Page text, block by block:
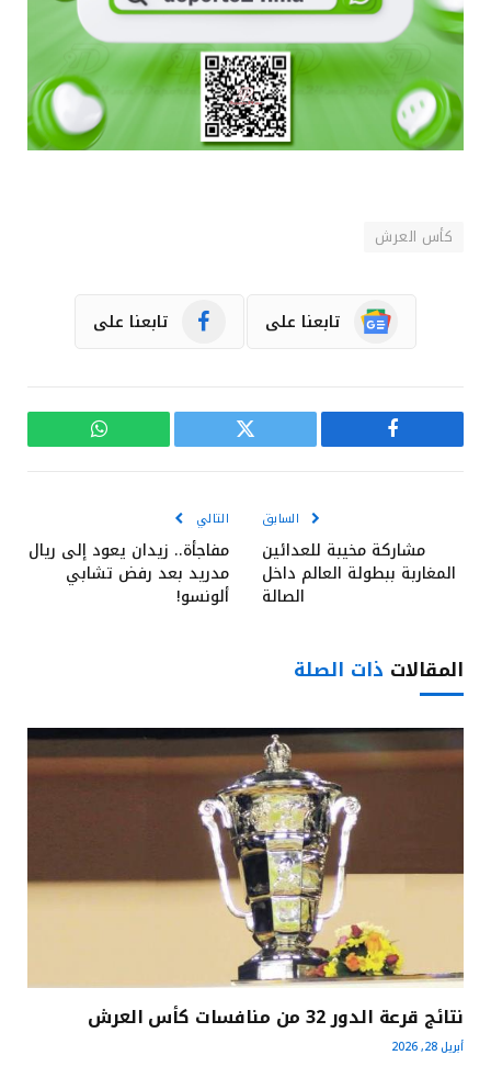
كأس العرش
تابعنا على تابعنا على
فيسبوك تويتر واتساب
السابق
مشاركة مخيبة للعدائين
المغاربة ببطولة العالم داخل
الصالة
التالي
مفاجأة.. زيدان يعود إلى ريال
مدريد بعد رفض تشابي
ألونسو!
المقالات ذات الصلة
نتائج قرعة الدور 32 من منافسات كأس العرش
أبريل 28, 2026